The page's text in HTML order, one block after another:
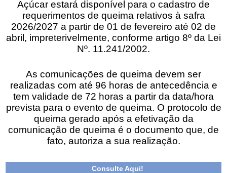
Açúcar estará disponível para o cadastro de
requerimentos de queima relativos à safra
2026/2027 a partir de 01 de fevereiro até 02 de
abril, impreterivelmente, conforme artigo 8º da Lei
Nº. 11.241/2002.
As comunicações de queima devem ser
realizadas com até 96 horas de antecedência e
tem validade de 72 horas a partir da data/hora
prevista para o evento de queima. O protocolo de
queima gerado após a efetivação da
comunicação de queima é o documento que, de
fato, autoriza a sua realização.
Consulte Aqui!